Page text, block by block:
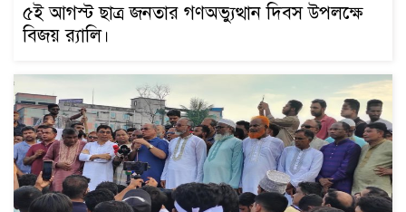
৫ই আগস্ট ছাত্র জনতার গণঅভ্যুত্থান দিবস উপলক্ষে
বিজয় র‍্যালি।